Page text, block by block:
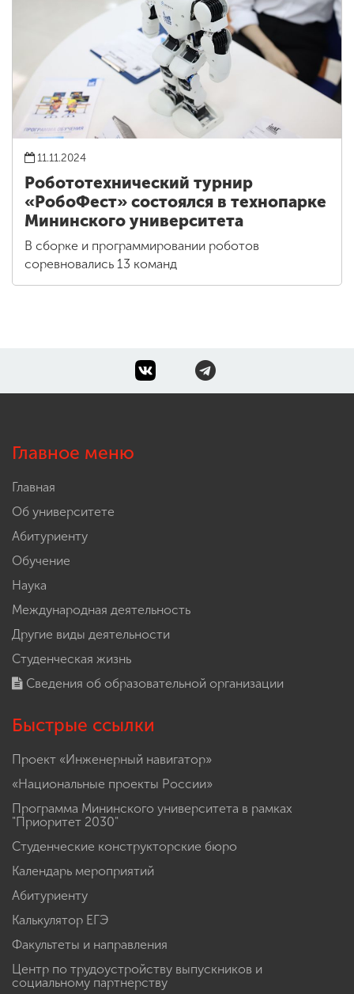
11.11.2024
Робототехнический турнир
«РобоФест» состоялся в технопарке
Мининского университета
В сборке и программировании роботов
соревновались 13 команд
Главное меню
Главная
Об университете
Абитуриенту
Обучение
Наука
Международная деятельность
Другие виды деятельности
Студенческая жизнь
Сведения об образовательной организации
Быстрые ссылки
Проект «Инженерный навигатор»
«Национальные проекты России»
Программа Мининского университета в рамках
"Приоритет 2030"
Студенческие конструкторские бюро
Календарь мероприятий
Абитуриенту
Калькулятор ЕГЭ
Факультеты и направления
Центр по трудоустройству выпускников и
социальному партнерству